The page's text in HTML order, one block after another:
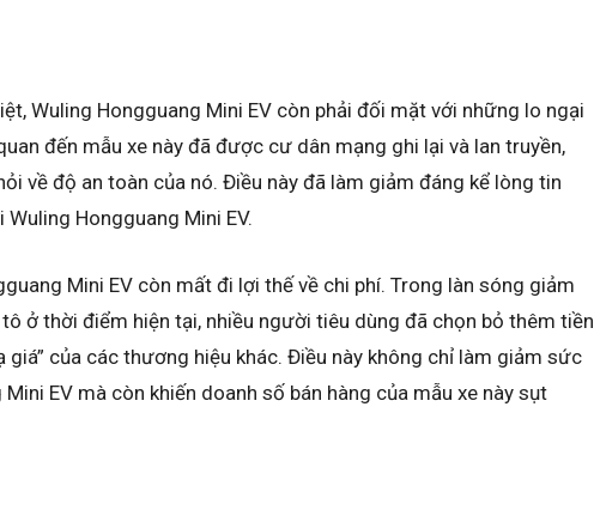
Wuling Hongguang Mini EV còn phải đối mặt với những lo ngại
đến mẫu xe này đã được cư dân mạng ghi lại và lan truyền,
về độ an toàn của nó. Điều này đã làm giảm đáng kể lòng tin
Hongguang Mini EV.
Mini EV còn mất đi lợi thế về chi phí. Trong làn sóng giảm
ở thời điểm hiện tại, nhiều người tiêu dùng đã chọn bỏ thêm tiền
giá” của các thương hiệu khác. Điều này không chỉ làm giảm sức
EV mà còn khiến doanh số bán hàng của mẫu xe này sụt